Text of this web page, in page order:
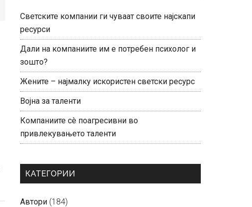
Светските компании ги чуваат своите најскапи
ресурси
Дали на компаниите им е потребен психолог и
зошто?
Жените – најмалку искористен светски ресурс
Војна за таленти
Компаниите сè поагресивни во
привлекувањето таленти
КАТЕГОРИИ
Автори (184)